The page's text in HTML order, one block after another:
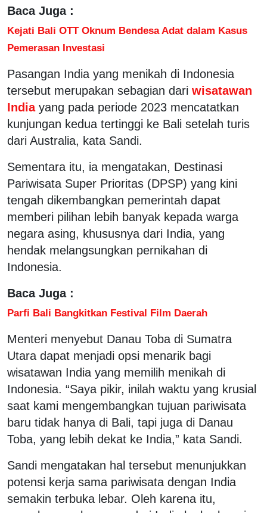
Baca Juga :
Kejati Bali OTT Oknum Bendesa Adat dalam Kasus
Pemerasan Investasi
Pasangan India yang menikah di Indonesia
tersebut merupakan sebagian dari wisatawan
India yang pada periode 2023 mencatatkan
kunjungan kedua tertinggi ke Bali setelah turis
dari Australia, kata Sandi.
Sementara itu, ia mengatakan, Destinasi
Pariwisata Super Prioritas (DPSP) yang kini
tengah dikembangkan pemerintah dapat
memberi pilihan lebih banyak kepada warga
negara asing, khususnya dari India, yang
hendak melangsungkan pernikahan di
Indonesia.
Baca Juga :
Parfi Bali Bangkitkan Festival Film Daerah
Menteri menyebut Danau Toba di Sumatra
Utara dapat menjadi opsi menarik bagi
wisatawan India yang memilih menikah di
Indonesia. “Saya pikir, inilah waktu yang krusial
saat kami mengembangkan tujuan pariwisata
baru tidak hanya di Bali, tapi juga di Danau
Toba, yang lebih dekat ke India,” kata Sandi.
Sandi mengatakan hal tersebut menunjukkan
potensi kerja sama pariwisata dengan India
semakin terbuka lebar. Oleh karena itu,